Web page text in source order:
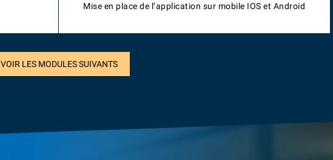
Mise en place de l’application sur mobile IOS et Android
VOIR LES MODULES SUIVANTS